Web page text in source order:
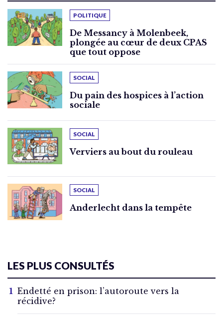
POLITIQUE
De Messancy à Molenbeek,
plongée au cœur de deux CPAS
que tout oppose
SOCIAL
Du pain des hospices à l’action
sociale
SOCIAL
Verviers au bout du rouleau
SOCIAL
Anderlecht dans la tempête
LES PLUS CONSULTÉS
Endetté en prison: l’autoroute vers la
récidive?